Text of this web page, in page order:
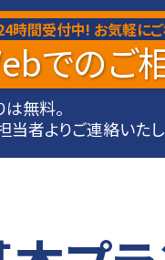
時間受付中! お気軽にご
でのご
無料。
当者よりご連絡いたし